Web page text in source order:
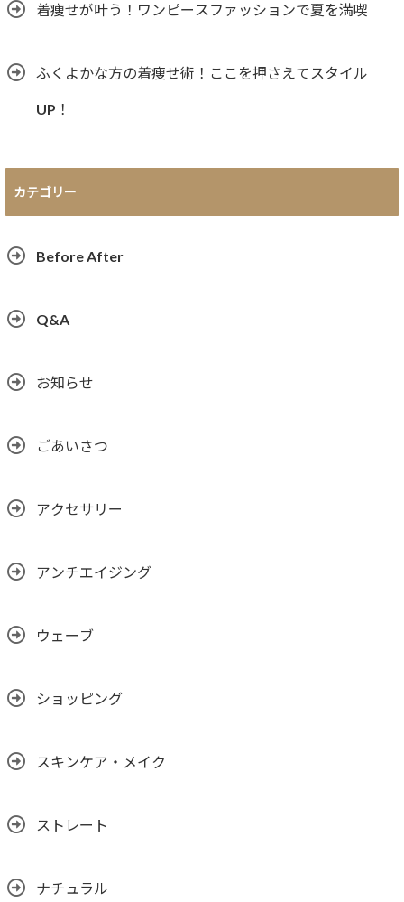
着痩せが叶う！ワンピースファッションで夏を満喫
ふくよかな方の着痩せ術！ここを押さえてスタイル
UP！
カテゴリー
Before After
Q&A
お知らせ
ごあいさつ
アクセサリー
アンチエイジング
ウェーブ
ショッピング
スキンケア・メイク
ストレート
ナチュラル